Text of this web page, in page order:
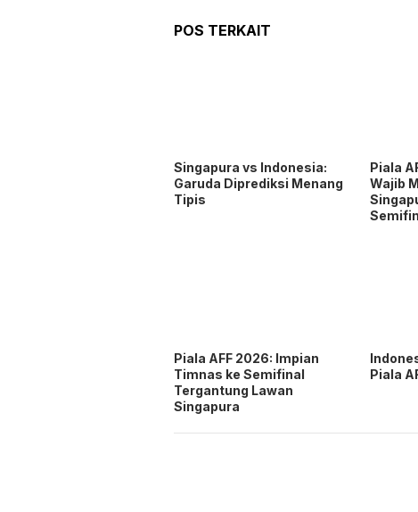
POS TERKAIT
Singapura vs Indonesia:
Garuda Diprediksi Menang
Tipis
Piala
Wajib
Piala AFF 2026: Impian
Timnas ke Semifinal
Tergantung Lawan
Singapura
Piala